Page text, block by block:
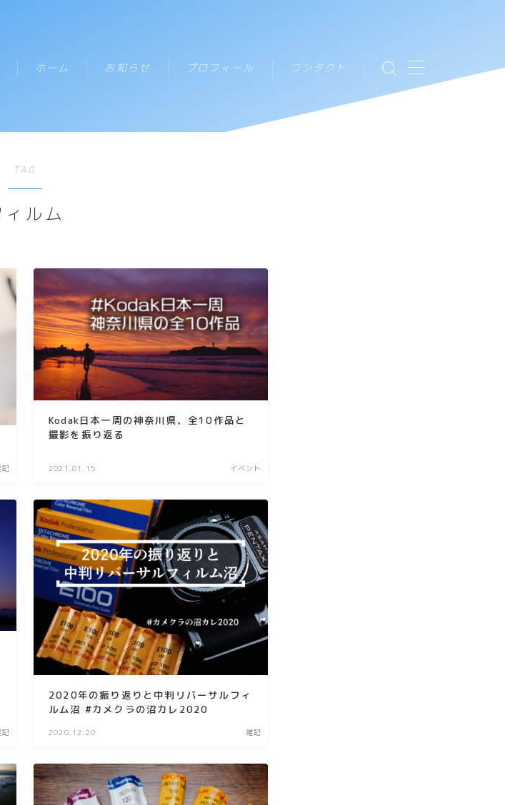
ホーム お知らせ プロフィール コンタクト
TAG
ィルム
記
Kodak日本一周の神奈川県、全10作品と
撮影を振り返る
2021.01.15 イベント
記
2020年の振り返りと中判リバーサルフィ
ルム沼 #カメクラの沼カレ2020
2020.12.20 雑記